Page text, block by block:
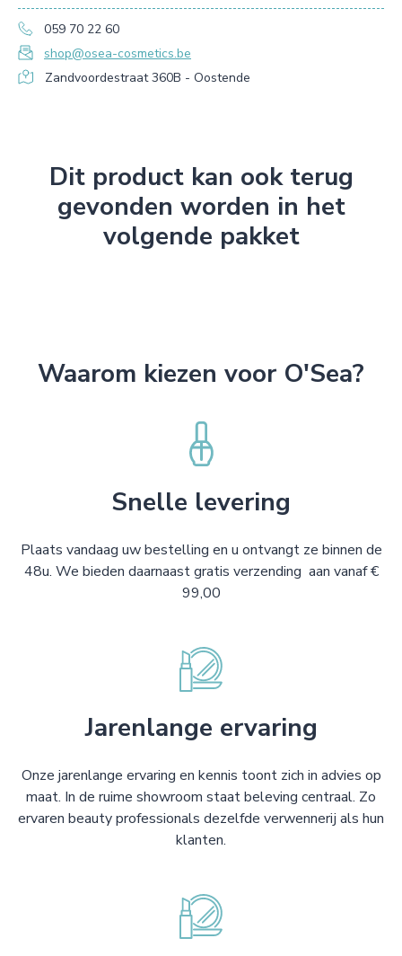
059 70 22 60
shop@osea-cosmetics.be
Zandvoordestraat 360B - Oostende
Dit product kan ook terug
gevonden worden in het
volgende pakket
Waarom kiezen voor O'Sea?
Snelle levering
Plaats vandaag uw bestelling en u ontvangt ze binnen de
48u. We bieden daarnaast gratis verzending aan vanaf €
99,00
Jarenlange ervaring
Onze jarenlange ervaring en kennis toont zich in advies op
maat. In de ruime showroom staat beleving centraal. Zo
ervaren beauty professionals dezelfde verwennerij als hun
klanten.